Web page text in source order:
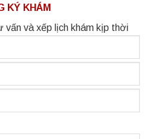
KÝ KHÁM
vấn và xếp lịch khám kịp thời